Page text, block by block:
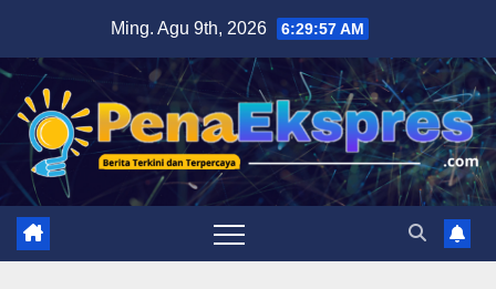
content
Ming. Agu 9th, 2026 6:29:58 AM